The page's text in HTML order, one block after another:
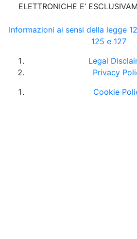
ELETTRONICHE E’
Informazioni ai sensi della legge
125 e 127
Legal
Privacy
Cookie